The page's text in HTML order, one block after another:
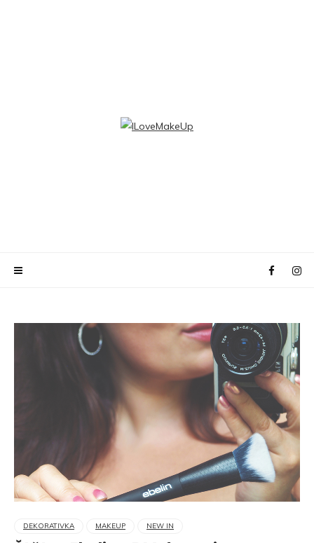
DEKORATIVKA MAKEUP NEW IN